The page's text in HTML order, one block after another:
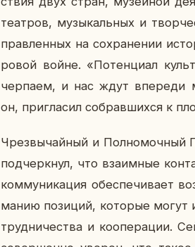
те­ат­ров, му­зы­каль­ных и
прав­лен­ных на со­хра­не­нии
ро­вой войне. «По­тен­ци­ал
чер­па­ем, и нас ждут впе­ре­ди
он, при­гла­сил со­брав­ших­ся к
Чрез­вы­чай­ный и Пол­но­моч­ный
под­черк­нул, что вза­им­ные
ком­му­ни­ка­ция обес­пе­чи­ва­ет
ма­нию по­зи­ций, ко­то­рые могут
труд­ни­че­ства и ко­опе­ра­ции.